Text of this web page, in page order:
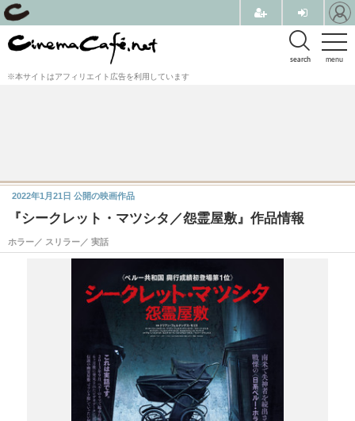
menu
search
※本サイトはアフィリエイト広告を利用しています
『シークレット・マツシタ／怨霊屋敷』作品情報
ホラー／ スリラー／ 実話
2022年1月21日 公開の映画作品